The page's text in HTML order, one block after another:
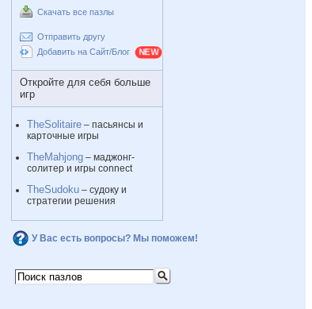
Скачать все пазлы
Отправить другу
Добавить на Сайт/Блог
Откройте для себя больше
игр
TheSolitaire – пасьянсы и
карточные игры
TheMahjong – маджонг-
солитер и игры connect
TheSudoku – судоку и
стратегии решения
У Вас есть вопросы? Мы поможем!